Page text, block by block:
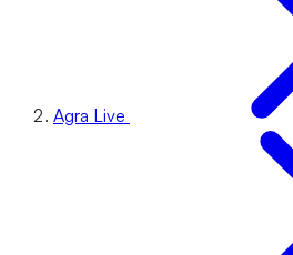
Agra Live